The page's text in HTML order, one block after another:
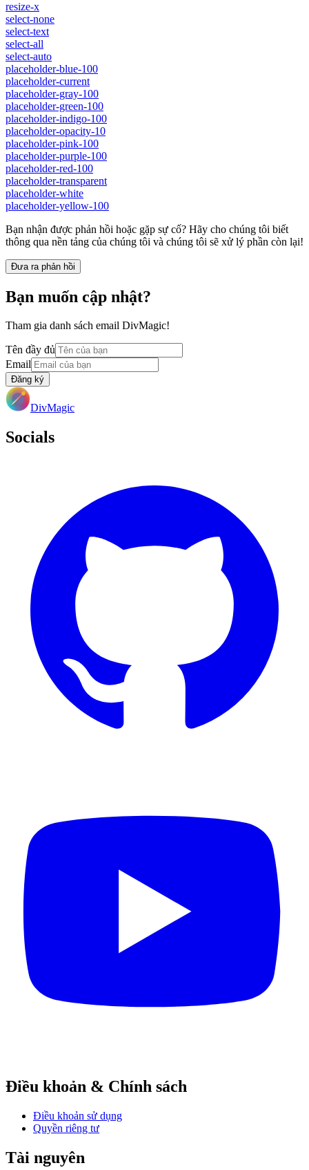
resize-x
select-none
select-text
select-all
select-auto
placeholder-blue-100
placeholder-current
placeholder-gray-100
placeholder-green-100
placeholder-indigo-100
placeholder-opacity-10
placeholder-pink-100
placeholder-purple-100
placeholder-red-100
placeholder-transparent
placeholder-white
placeholder-yellow-100
Bạn nhận được phản hồi hoặc gặp sự cố? Hãy cho chúng tôi biết
thông qua nền tảng của chúng tôi và chúng tôi sẽ xử lý phần còn lại!
Đưa ra phản hồi
Bạn muốn cập nhật?
Tham gia danh sách email DivMagic!
Tên đầy đủ
Email
Đăng ký
DivMagic
Socials
Điều khoản & Chính sách
Điều khoản sử dụng
Quyền riêng tư
Tài nguyên